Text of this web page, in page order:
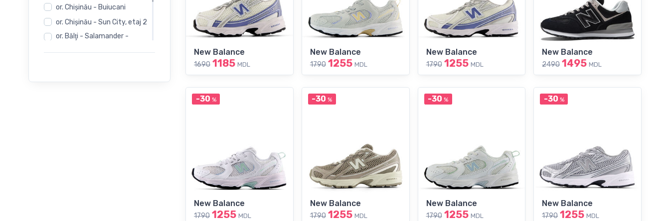
32
33
35
or. Chişinău - Buiucani
or. Chişinău - Sun City, etaj 2
or. Bălţi - Salamander -
or. Bălţi - Rieker -
New Balance
1690 1185 MDL
New Balance
1790 1255 MDL
New Balance
1790 1255 MDL
New Balance
2490 1495 MDL
-30 %
New Balance
1790 1255 MDL
-30 %
New Balance
1790 1255 MDL
-30 %
New Balance
1790 1255 MDL
-30 %
New Balance
1790 1255 MDL